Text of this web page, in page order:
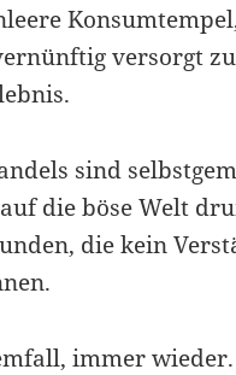
versorgt
sind
die böse Welt
die kein
immer